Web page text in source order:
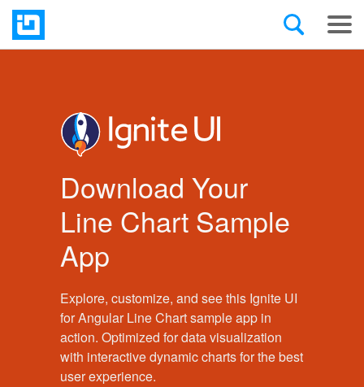
Download Your
Line Chart Sample
App
Explore, customize, and see this Ignite UI
for Angular Line Chart sample app in
action. Optimized for data visualization
with interactive dynamic charts for the best
user experience.